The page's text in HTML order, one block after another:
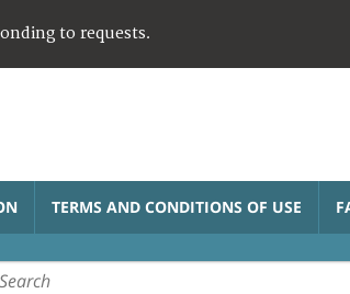
to requests.
TERMS AND CONDITIONS OF USE